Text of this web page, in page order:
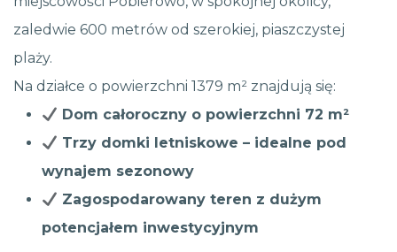
zaledwie 600 metrów od szerokiej, piaszczystej
plaży.
Na działce o powierzchni 1379 m² znajdują się:
Dom całoroczny o powierzchni 72 m²
Trzy domki letniskowe – idealne pod
wynajem sezonowy
Zagospodarowany teren z dużym
potencjałem inwestycyjnym